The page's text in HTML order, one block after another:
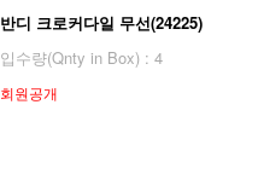
반디 크로커다일 무선(24225)
입수량(Qnty in Box) : 4
회원공개